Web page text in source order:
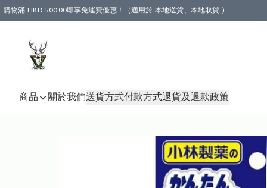
購物滿 HKD 500.00即享免運費優惠！（適用於 本地送貨、本地取貨 )
商品 關於我們送貨方式付款方式退貨及退款政策